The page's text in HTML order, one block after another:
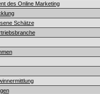
des Online Marketing
Schätze